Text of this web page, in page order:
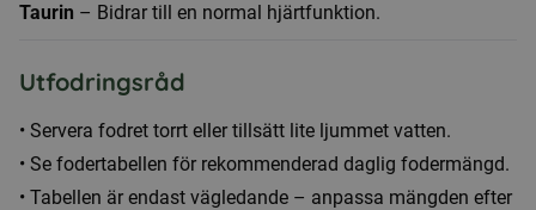
Taurin – Bidrar till en normal hjärtfunktion.
Utfodringsråd
• Servera fodret torrt eller tillsätt lite ljummet vatten.
• Se fodertabellen för rekommenderad daglig fodermängd.
• Tabellen är endast vägledande – anpassa mängden efter